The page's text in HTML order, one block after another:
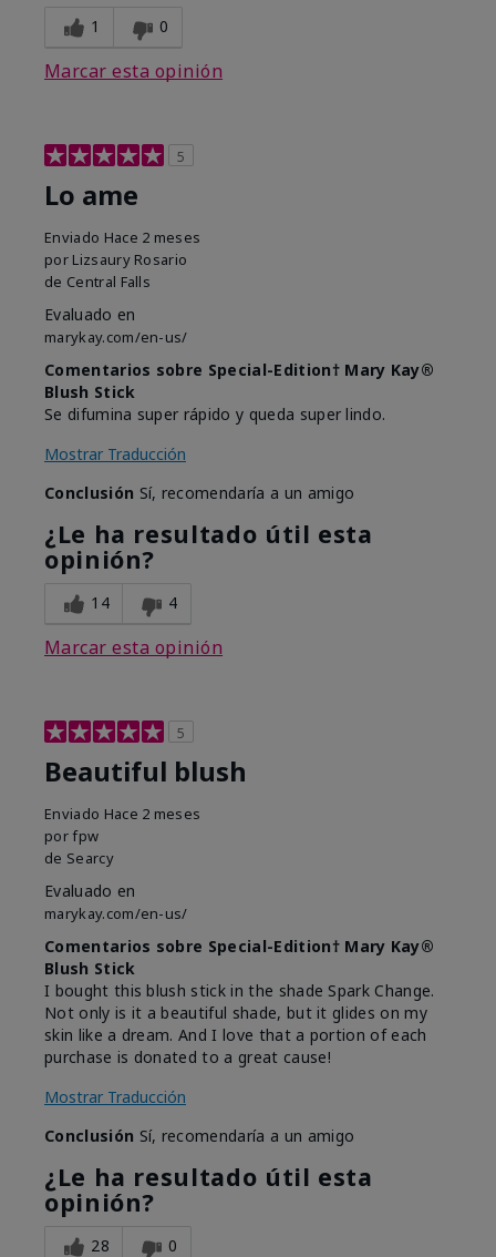
1 0
Marcar esta opinión
5
Lo ame
Enviado Hace 2 meses
por Lizsaury Rosario
de Central Falls
Evaluado en
marykay.com/en-us/
Comentarios sobre Special-Edition† Mary Kay®
Blush Stick
Se difumina super rápido y queda super lindo.
Mostrar Traducción
Conclusión Sí, recomendaría a un amigo
¿Le ha resultado útil esta
opinión?
14 4
Marcar esta opinión
5
Beautiful blush
Enviado Hace 2 meses
porfpw
de Searcy
Evaluado en
marykay.com/en-us/
Comentarios sobre Special-Edition† Mary Kay®
Blush Stick
I bought this blush stick in the shade Spark Change.
Not only is it a beautiful shade, but it glides on my
skin like a dream. And I love that a portion of each
purchase is donated to a great cause!
Mostrar Traducción
Conclusión Sí, recomendaría a un amigo
¿Le ha resultado útil esta
opinión?
28 0